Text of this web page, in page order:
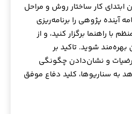
ابتدای کار ساختار روش و مراحل
آینده پژوهی را برنامه‌ریزی
با راهنما برگزار کنید، و از
بهره‌مند شوید. تاکید بر
و نشان‌دادن چگونگی
به سناریوها، کلید دفاع موفق